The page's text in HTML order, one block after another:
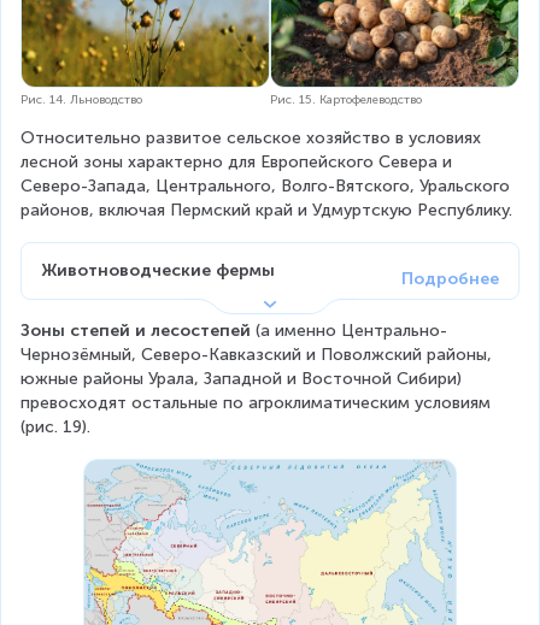
Рис. 14. Льноводство Рис. 15. Картофелеводство
Относительно развитое сельское хозяйство в условиях
лесной зоны характерно для Европейского Севера и
Северо-Запада, Центрального, Волго-Вятского, Уральского
районов, включая Пермский край и Удмуртскую Республику.
Животноводческие фермы
Зоны степей и лесостепей (а именно Центрально-
Чернозёмный, Северо-Кавказский и Поволжский районы,
южные районы Урала, Западной и Восточной Сибири)
превосходят остальные по агроклиматическим условиям
(рис. 19).